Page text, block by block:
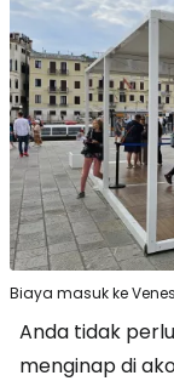
Biaya masuk ke
Anda tidak
menginap di